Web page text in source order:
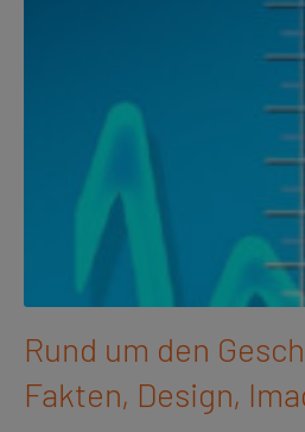
Rund um den
Fakten, Design,